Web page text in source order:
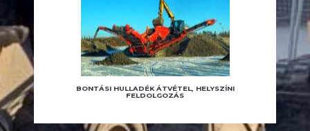
BONTÁSI HULLADÉK ÁTVÉTEL, HELYSZÍNI
FELDOLGOZÁS